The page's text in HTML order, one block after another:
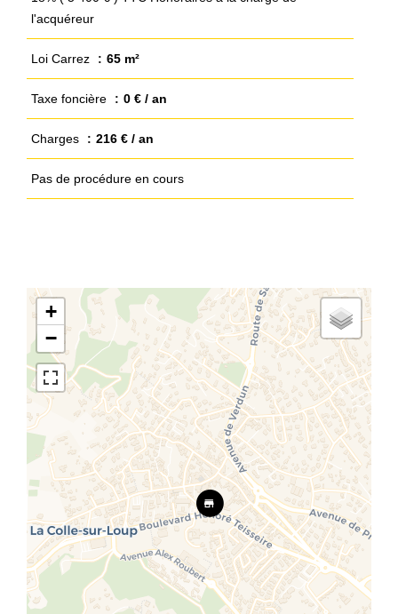
l'acquéreur
Loi Carrez 65 m²
Taxe foncière 0 € / an
Charges 216 € / an
Pas de procédure en cours
+
−